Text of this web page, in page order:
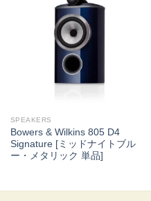
SPEAKERS
Bowers & Wilkins 805 D4
Signature [ミッドナイトブル
ー・メタリック 単品]